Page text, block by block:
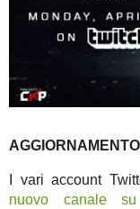
I vari account
nuovo canale su